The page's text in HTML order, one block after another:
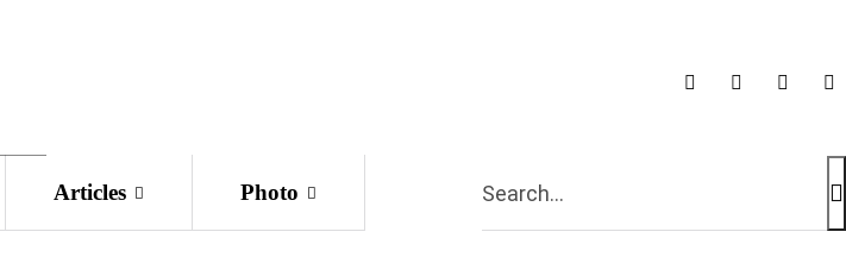
Articles Photo Search...